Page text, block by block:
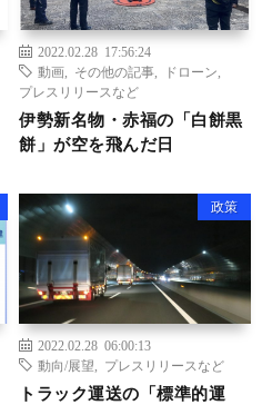
2022.02.28 17:56:24
動画
その他の記事 ドローン
プレスリリースなど
伊勢新名物・赤福の「白餅黒
餅」が空を飛んだ日
政策
2022.02.28 06:00:13
動向/展望
プレスリリースなど
トラック運送の「標準的運